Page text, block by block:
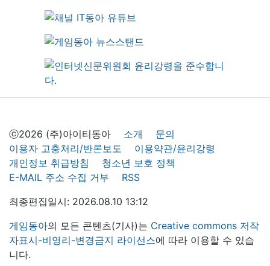
ⓒ2026 (주)아이티동아 소개
문의
이용자 고충처리/반론보도
이용약관/윤리강령
개인정보 취급방침
청소년 보호 정책
E-MAIL 주소 수집 거부
RSS
최종편집일시: 2026.08.10 13:12
게임동아의 모든 콘텐츠(기사)는 Creative commons 저작
자표시-비영리-변경금지 라이선스에 따라 이용할 수 있습
니다.